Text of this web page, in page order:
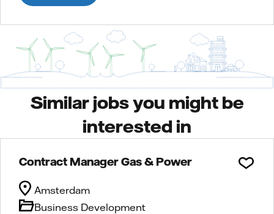
Similar jobs you might be
interested in
Contract Manager Gas & Power
Business Development
Amsterdam